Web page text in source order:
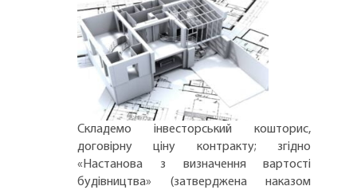
Складемо інвесторський кошторис,
договірну ціну контракту; згідно
«Настанова з визначення вартості
будівництва» (затверджена наказом